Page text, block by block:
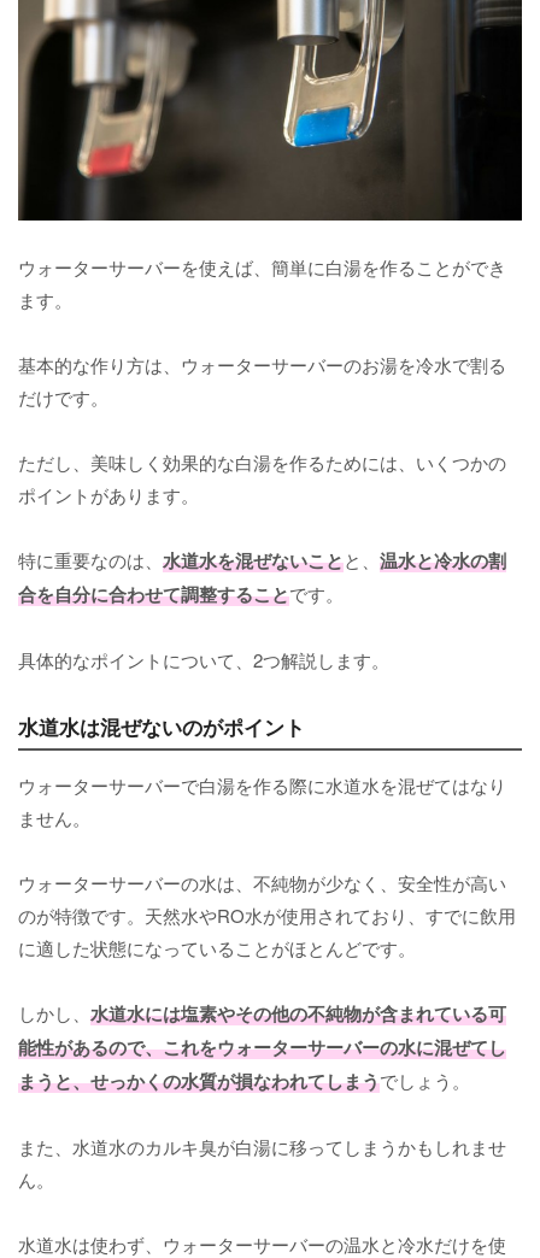
ウォーターサーバーを使えば、簡単に白湯を作ることができ
ます。
基本的な作り方は、ウォーターサーバーのお湯を冷水で割る
だけです。
ただし、美味しく効果的な白湯を作るためには、いくつかの
ポイントがあります。
特に重要なのは、 水道水を混ぜないことと、 温水と冷水の割
合を自分に合わせて調整することです。
具体的なポイントについて、2つ解説します。
水道水は混ぜないのがポイント
ウォーターサーバーで白湯を作る際に水道水を混ぜてはなり
ません。
ウォーターサーバーの水は、不純物が少なく、安全性が高い
のが特徴です。天然水やRO水が使用されており、すでに飲用
に適した状態になっていることがほとんどです。
しかし、 水道水には塩素やその他の不純物が含まれている可
能性があるので、これをウォーターサーバーの水に混ぜてし
まうと、せっかくの水質が損なわれてしまうでしょう。
また、水道水のカルキ臭が白湯に移ってしまうかもしれませ
ん。
水道水は使わず、ウォーターサーバーの温水と冷水だけを使